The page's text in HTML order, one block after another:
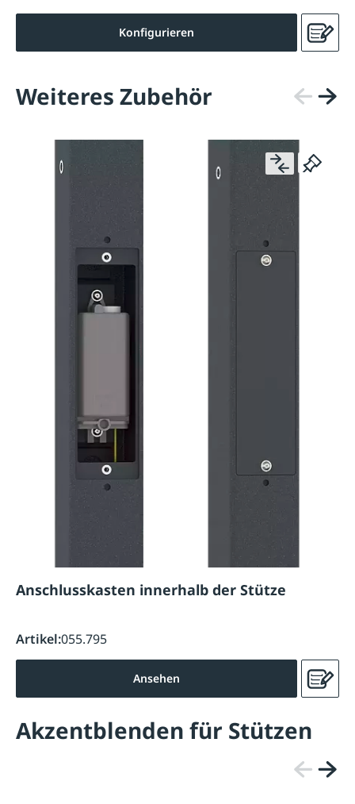
Konfigurieren
Weiteres Zubehör
Anschlusskasten innerhalb der Stütze
Artikel:055.795
Ansehen
Akzentblenden für Stützen